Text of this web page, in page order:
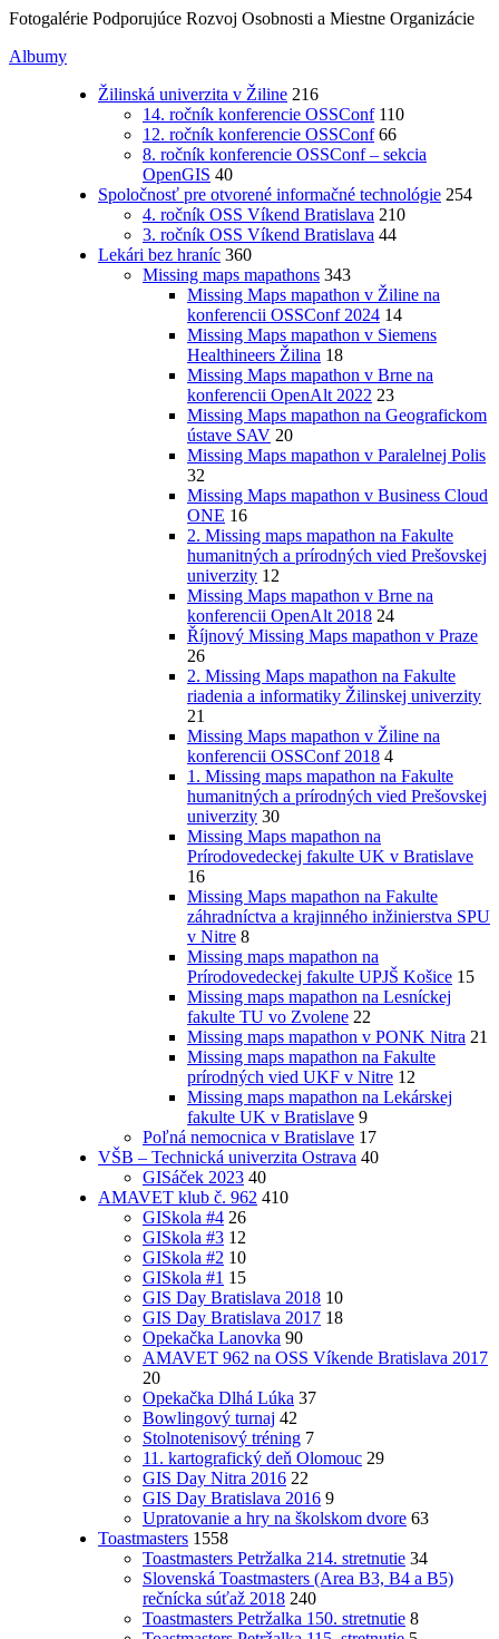
Fotogalérie Podporujúce Rozvoj Osobnosti a Miestne Organizácie
Albumy
Žilinská univerzita v Žiline 216
14. ročník konferencie OSSConf 110
12. ročník konferencie OSSConf 66
8. ročník konferencie OSSConf – sekcia
OpenGIS 40
Spoločnosť pre otvorené informačné technológie 254
4. ročník OSS Víkend Bratislava 210
3. ročník OSS Víkend Bratislava 44
Lekári bez hraníc 360
Missing maps mapathons 343
Missing Maps mapathon v Žiline na
konferencii OSSConf 2024 14
Missing Maps mapathon v Siemens
Healthineers Žilina 18
Missing Maps mapathon v Brne na
konferencii OpenAlt 2022 23
Missing Maps mapathon na Geografickom
ústave SAV 20
Missing Maps mapathon v Paralelnej Polis
32
Missing Maps mapathon v Business Cloud
ONE 16
2. Missing maps mapathon na Fakulte
humanitných a prírodných vied Prešovskej
univerzity 12
Missing Maps mapathon v Brne na
konferencii OpenAlt 2018 24
Říjnový Missing Maps mapathon v Praze
26
2. Missing Maps mapathon na Fakulte
riadenia a informatiky Žilinskej univerzity
21
Missing Maps mapathon v Žiline na
konferencii OSSConf 2018 4
1. Missing maps mapathon na Fakulte
humanitných a prírodných vied Prešovskej
univerzity 30
Missing Maps mapathon na
Prírodovedeckej fakulte UK v Bratislave
16
Missing Maps mapathon na Fakulte
záhradníctva a krajinného inžinierstva SPU
v Nitre 8
Missing maps mapathon na
Prírodovedeckej fakulte UPJŠ Košice 15
Missing maps mapathon na Lesníckej
fakulte TU vo Zvolene 22
Missing maps mapathon v PONK Nitra 21
Missing maps mapathon na Fakulte
prírodných vied UKF v Nitre 12
Missing maps mapathon na Lekárskej
fakulte UK v Bratislave 9
Poľná nemocnica v Bratislave 17
VŠB – Technická univerzita Ostrava 40
GISáček 2023 40
AMAVET klub č. 962 410
GISkola #4 26
GISkola #3 12
GISkola #2 10
GISkola #1 15
GIS Day Bratislava 2018 10
GIS Day Bratislava 2017 18
Opekačka Lanovka 90
AMAVET 962 na OSS Víkende Bratislava 2017
20
Opekačka Dlhá Lúka 37
Bowlingový turnaj 42
Stolnotenisový tréning 7
11. kartografický deň Olomouc 29
GIS Day Nitra 2016 22
GIS Day Bratislava 2016 9
Upratovanie a hry na školskom dvore 63
Toastmasters 1558
Toastmasters Petržalka 214. stretnutie 34
Slovenská Toastmasters (Area B3, B4 a B5)
rečnícka súťaž 2018 240
Toastmasters Petržalka 150. stretnutie 8